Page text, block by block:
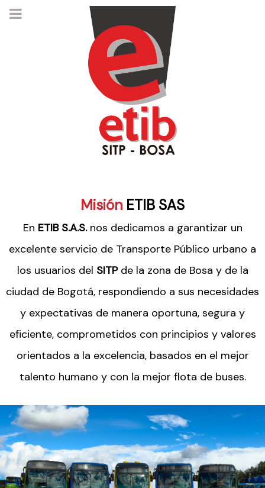
Misión ETIB SAS
En ETIB S.A.S.nos dedicamos a garantizar un
excelente servicio de Transporte Público urbano a
los usuarios del SITPde la zona de Bosa y de la
ciudad de Bogotá, respondiendo a sus necesidades
y expectativas de manera oportuna, segura y
eficiente, comprometidos con principios y valores
orientados a la excelencia, basados en el mejor
talento humano y con la mejor flota de buses.